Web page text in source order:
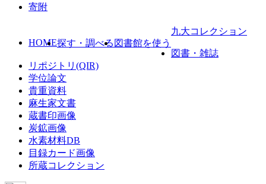
寄附
HOME探す・調べる 図書館を使う
九大コレクション
図書・雑誌
リポジトリ(QIR)
学位論文
貴重資料
麻生家文書
蔵書印画像
炭鉱画像
水素材料DB
目録カード画像
所蔵コレクション